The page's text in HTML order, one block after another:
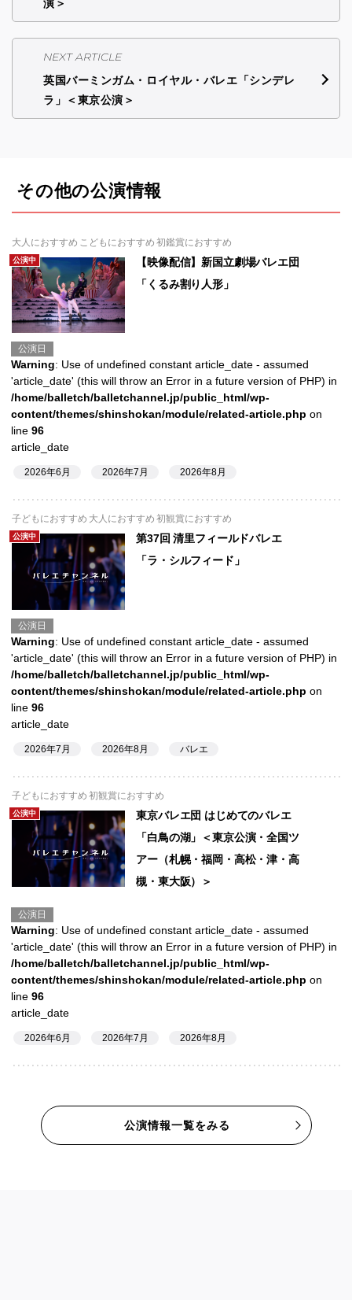
演＞
NEXT ARTICLE
英国バーミンガム・ロイヤル・バレエ「シンデレ
ラ」＜東京公演＞
その他の公演情報
大人におすすめ こどもにおすすめ 初鑑賞におすすめ
公演中
【映像配信】新国立劇場バレエ団
「くるみ割り人形」
公演日
Warning: Use of undefined constant article_date - assumed
'article_date' (this will throw an Error in a future version of PHP) in
/home/balletch/balletchannel.jp/public_html/wp-
content/themes/shinshokan/module/related-article.php on
line 96
article_date
2026年6月 2026年7月 2026年8月
子どもにおすすめ 大人におすすめ 初観賞におすすめ
公演中
第37回 清里フィールドバレエ
「ラ・シルフィード」
公演日
Warning: Use of undefined constant article_date - assumed
'article_date' (this will throw an Error in a future version of PHP) in
/home/balletch/balletchannel.jp/public_html/wp-
content/themes/shinshokan/module/related-article.php on
line 96
article_date
2026年7月 2026年8月 バレエ
子どもにおすすめ 初観賞におすすめ
公演中
東京バレエ団 はじめてのバレエ
「白鳥の湖」＜東京公演・全国ツ
アー（札幌・福岡・高松・津・高
槻・東大阪）＞
公演日
Warning: Use of undefined constant article_date - assumed
'article_date' (this will throw an Error in a future version of PHP) in
/home/balletch/balletchannel.jp/public_html/wp-
content/themes/shinshokan/module/related-article.php on
line 96
article_date
2026年6月 2026年7月 2026年8月
公演情報一覧をみる